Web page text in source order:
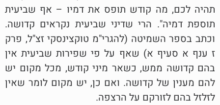
תהיה לכם, מה קודש תופס את דמיו – אף שביעית
תוספת דמיה". הרי שדיני שביעית נקראים קדושה.
וכתב בספר השמיטה (להגרי"מ טוקצינסקי זצ"ל, פרק
ז ענף א סעיף א) שאף על פי שפירות שביעית אין
בהם קדושה ממש, כשאר מיני קודש, מכל מקום יש
להם מענין של קדושה. ואם כן, יש מקום לומר שאין
לזלזל בהם לזורקם על הרצפה.